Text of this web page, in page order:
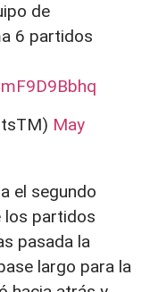
de
6 partidos
May
el segundo
los partidos
pasada la
largo para la